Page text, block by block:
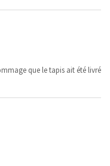
que le tapis ait été livré